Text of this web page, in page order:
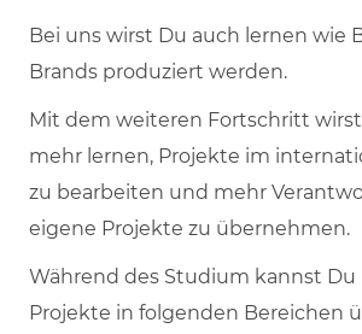
Bei uns wirst Du auch lernen wie
Brands produziert werden.
Mit dem weiteren Fortschritt
mehr lernen, Projekte im
zu bearbeiten und mehr
eigene Projekte zu übernehmen.
Während des Studium kannst Du
Projekte in folgenden Bereichen